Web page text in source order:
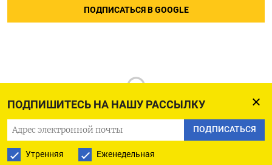
ПОДПИШИТЕСЬ НА НАШУ РАССЫЛКУ
ПОДПИСАТЬСЯ
Утренняя Еженедельная
ПОДПИСАТЬСЯ В GOOGLE